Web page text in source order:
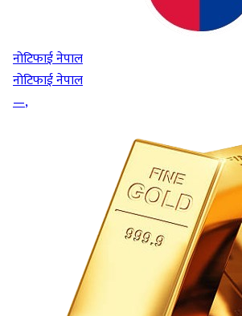
नोटिफाई नेपाल
नोटिफाई नेपाल
—,